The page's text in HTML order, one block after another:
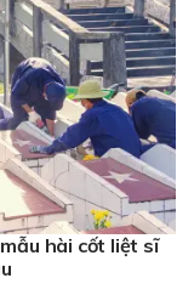
hài cốt liệt sĩ